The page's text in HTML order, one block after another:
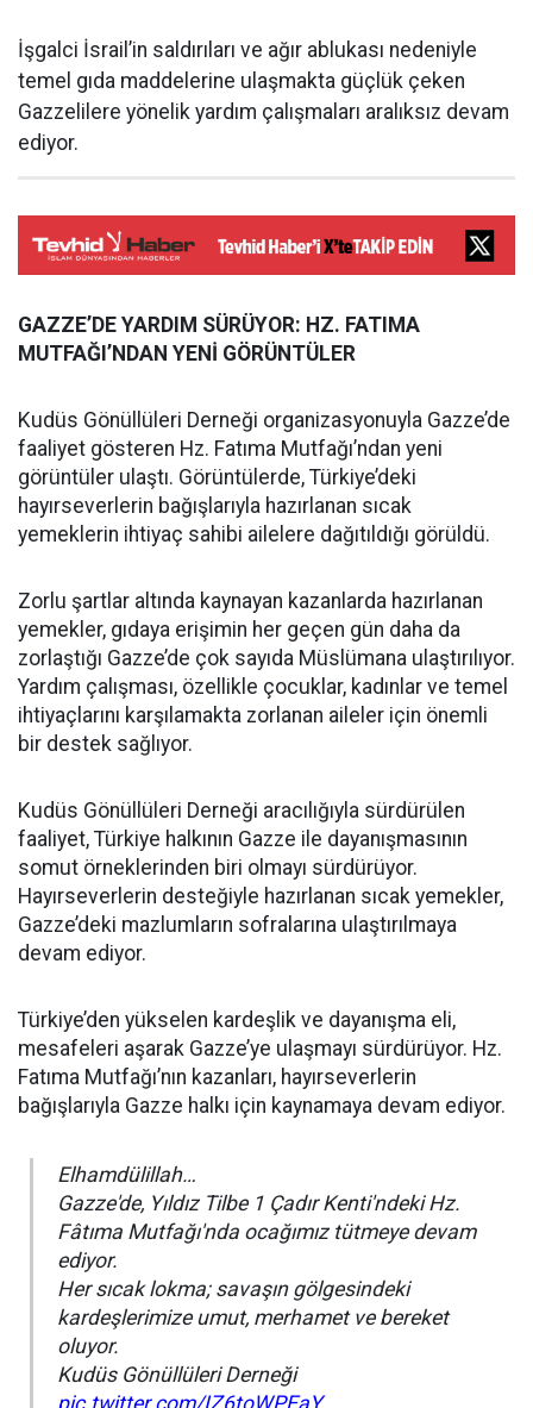
İşgalci İsrail’in saldırıları ve ağır ablukası nedeniyle
temel gıda maddelerine ulaşmakta güçlük çeken
Gazzelilere yönelik yardım çalışmaları aralıksız devam
ediyor.
GAZZE’DE YARDIM SÜRÜYOR: HZ. FATIMA
MUTFAĞI’NDAN YENİ GÖRÜNTÜLER
Kudüs Gönüllüleri Derneği organizasyonuyla Gazze’de
faaliyet gösteren Hz. Fatıma Mutfağı’ndan yeni
görüntüler ulaştı. Görüntülerde, Türkiye’deki
hayırseverlerin bağışlarıyla hazırlanan sıcak
yemeklerin ihtiyaç sahibi ailelere dağıtıldığı görüldü.
Zorlu şartlar altında kaynayan kazanlarda hazırlanan
yemekler, gıdaya erişimin her geçen gün daha da
zorlaştığı Gazze’de çok sayıda Müslümana ulaştırılıyor.
Yardım çalışması, özellikle çocuklar, kadınlar ve temel
ihtiyaçlarını karşılamakta zorlanan aileler için önemli
bir destek sağlıyor.
Kudüs Gönüllüleri Derneği aracılığıyla sürdürülen
faaliyet, Türkiye halkının Gazze ile dayanışmasının
somut örneklerinden biri olmayı sürdürüyor.
Hayırseverlerin desteğiyle hazırlanan sıcak yemekler,
Gazze’deki mazlumların sofralarına ulaştırılmaya
devam ediyor.
Türkiye’den yükselen kardeşlik ve dayanışma eli,
mesafeleri aşarak Gazze’ye ulaşmayı sürdürüyor. Hz.
Fatıma Mutfağı’nın kazanları, hayırseverlerin
bağışlarıyla Gazze halkı için kaynamaya devam ediyor.
Elhamdülillah…
Gazze'de, Yıldız Tilbe 1 Çadır Kenti'ndeki Hz.
Fâtıma Mutfağı'nda ocağımız tütmeye devam
ediyor.
Her sıcak lokma; savaşın gölgesindeki
kardeşlerimize umut, merhamet ve bereket
oluyor.
Kudüs Gönüllüleri Derneği
pic.twitter.com/IZ6toWPEaY